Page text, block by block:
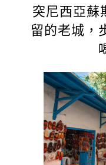
突尼西亞蘇
留的老城，